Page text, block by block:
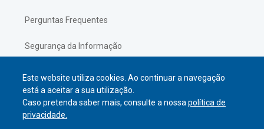
Este website utiliza cookies. Ao continuar a navegação
está a aceitar a sua utilização.
Caso pretenda saber mais, consulte a nossapolítica de
privacidade.
Perguntas Frequentes
Segurança da Informação